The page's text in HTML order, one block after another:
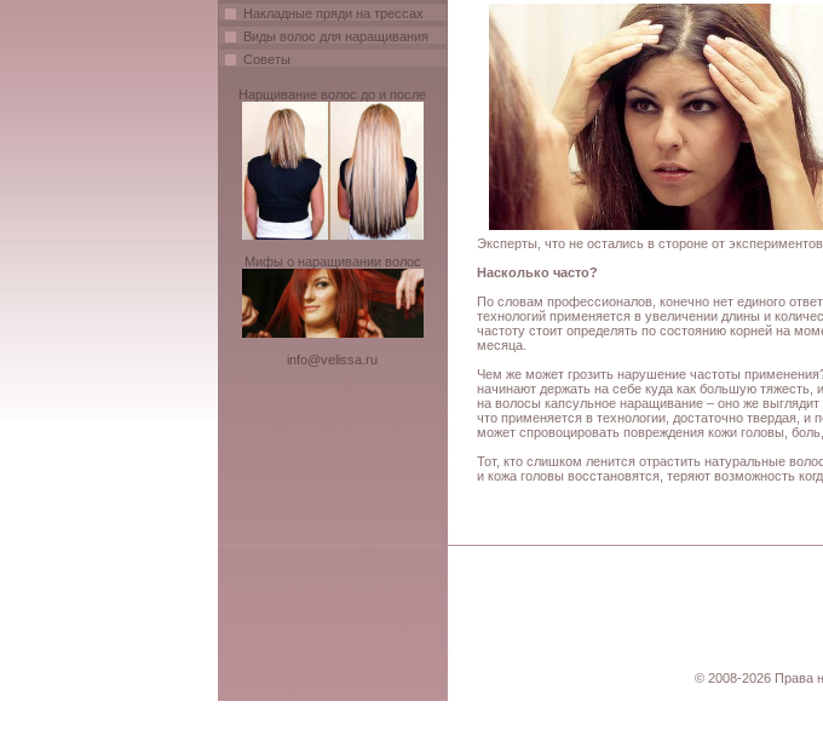
Накладные пряди на трессах
Виды волос для наращивания
Советы
Нарщивание волос до и после
Мифы о наращивании волос
info@velissa.ru
Эксперты, что не остались в стороне от
Насколько часто?
По словам профессионалов, конечно нет единого
технологий применяется в увеличении длины и
частоту стоит определять по состоянию корней на
месяца.
Чем же может грозить нарушение частоты
начинают держать на себе куда как большую тяжесть,
на волосы капсульное наращивание – оно же
что применяется в технологии, достаточно твердая,
может спровоцировать повреждения кожи головы,
Тот, кто слишком ленится отрастить натуральные
и кожа головы восстановятся, теряют возможность
© 2008-2026 Права